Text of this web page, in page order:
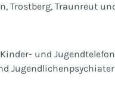
Traunreut und
und Jugendtelefon: